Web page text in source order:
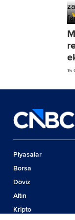
Piyasalar
Borsa
Döviz
Altın
Kripto